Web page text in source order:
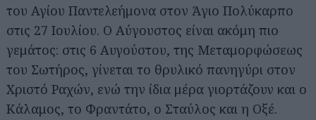
του Αγίου Παντελεήμονα στον Άγιο Πολύκαρπο
στις 27 Ιουλίου. Ο Αύγουστος είναι ακόμη πιο
γεμάτος: στις 6 Αυγούστου, της Μεταμορφώσεως
του Σωτήρος, γίνεται το θρυλικό πανηγύρι στον
Χριστό Ραχών, ενώ την ίδια μέρα γιορτάζουν και ο
Κάλαμος, το Φραντάτο, ο Σταύλος και η Οξέ.